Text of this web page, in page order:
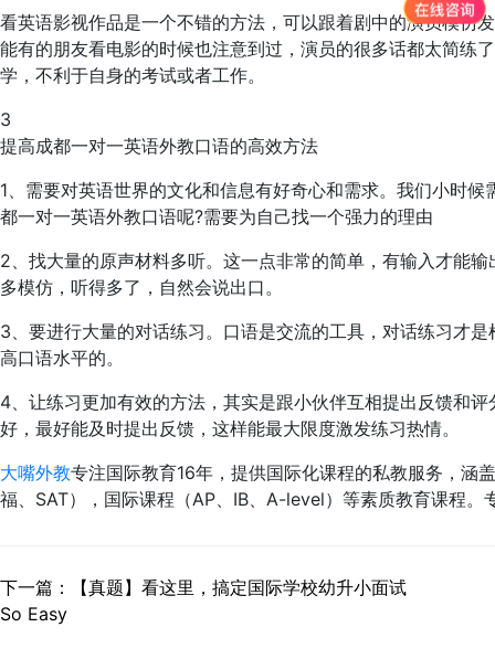
看英语影视作品是一个不错的方法，可以跟着剧中的演员模仿
能有的朋友看电影的时候也注意到过，演员的很多话都太简练
学，不利于自身的考试或者工作。
3
提高成都一对一英语外教口语的高效方法
1、需要对英语世界的文化和信息有好奇心和需求。我们小时
都一对一英语外教口语呢?需要为自己找一个强力的理由
2、找大量的原声材料多听。这一点非常的简单，有输入才能
多模仿，听得多了，自然会说出口。
3、要进行大量的对话练习。口语是交流的工具，对话练习才
高口语水平的。
4、让练习更加有效的方法，其实是跟小伙伴互相提出反馈和
好，最好能及时提出反馈，这样能最大限度激发练习热情。
大嘴外教专注国际教育16年，提供国际化课程的私教服务，涵
福、SAT），国际课程（AP、IB、A-level）等素质教育课程
下一篇：【真题】看这里，搞定国际学校幼升小面试
So Easy